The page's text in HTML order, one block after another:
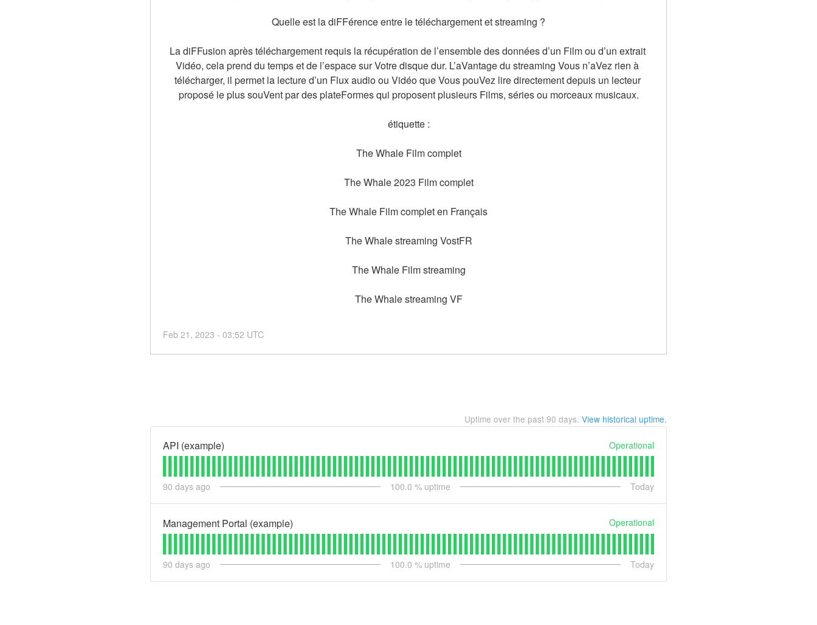
Quelle est la diFFérence entre le téléchargement et streaming ?
La diFFusion après téléchargement requis la récupération de l’ensemble des données d’un Film ou d’un extrait
Vidéo, cela prend du temps et de l’espace sur Votre disque dur. L’aVantage du streaming Vous n’aVez rien à
télécharger, il permet la lecture d’un Flux audio ou Vidéo que Vous pouVez lire directement depuis un lecteur
proposé le plus souVent par des plateFormes qui proposent plusieurs Films, séries ou morceaux musicaux.
étiquette :
The Whale Film complet
The Whale 2023 Film complet
The Whale Film complet en Français
The Whale streaming VostFR
The Whale Film streaming
The Whale streaming VF
Feb 21 , 2023 - 03:52 UTC
Uptime over the past 90 days. View historical uptime.
API (example) Operational
90 days ago 100.0 % uptime Today
Management Portal (example) Operational
90 days ago 100.0 % uptime Today